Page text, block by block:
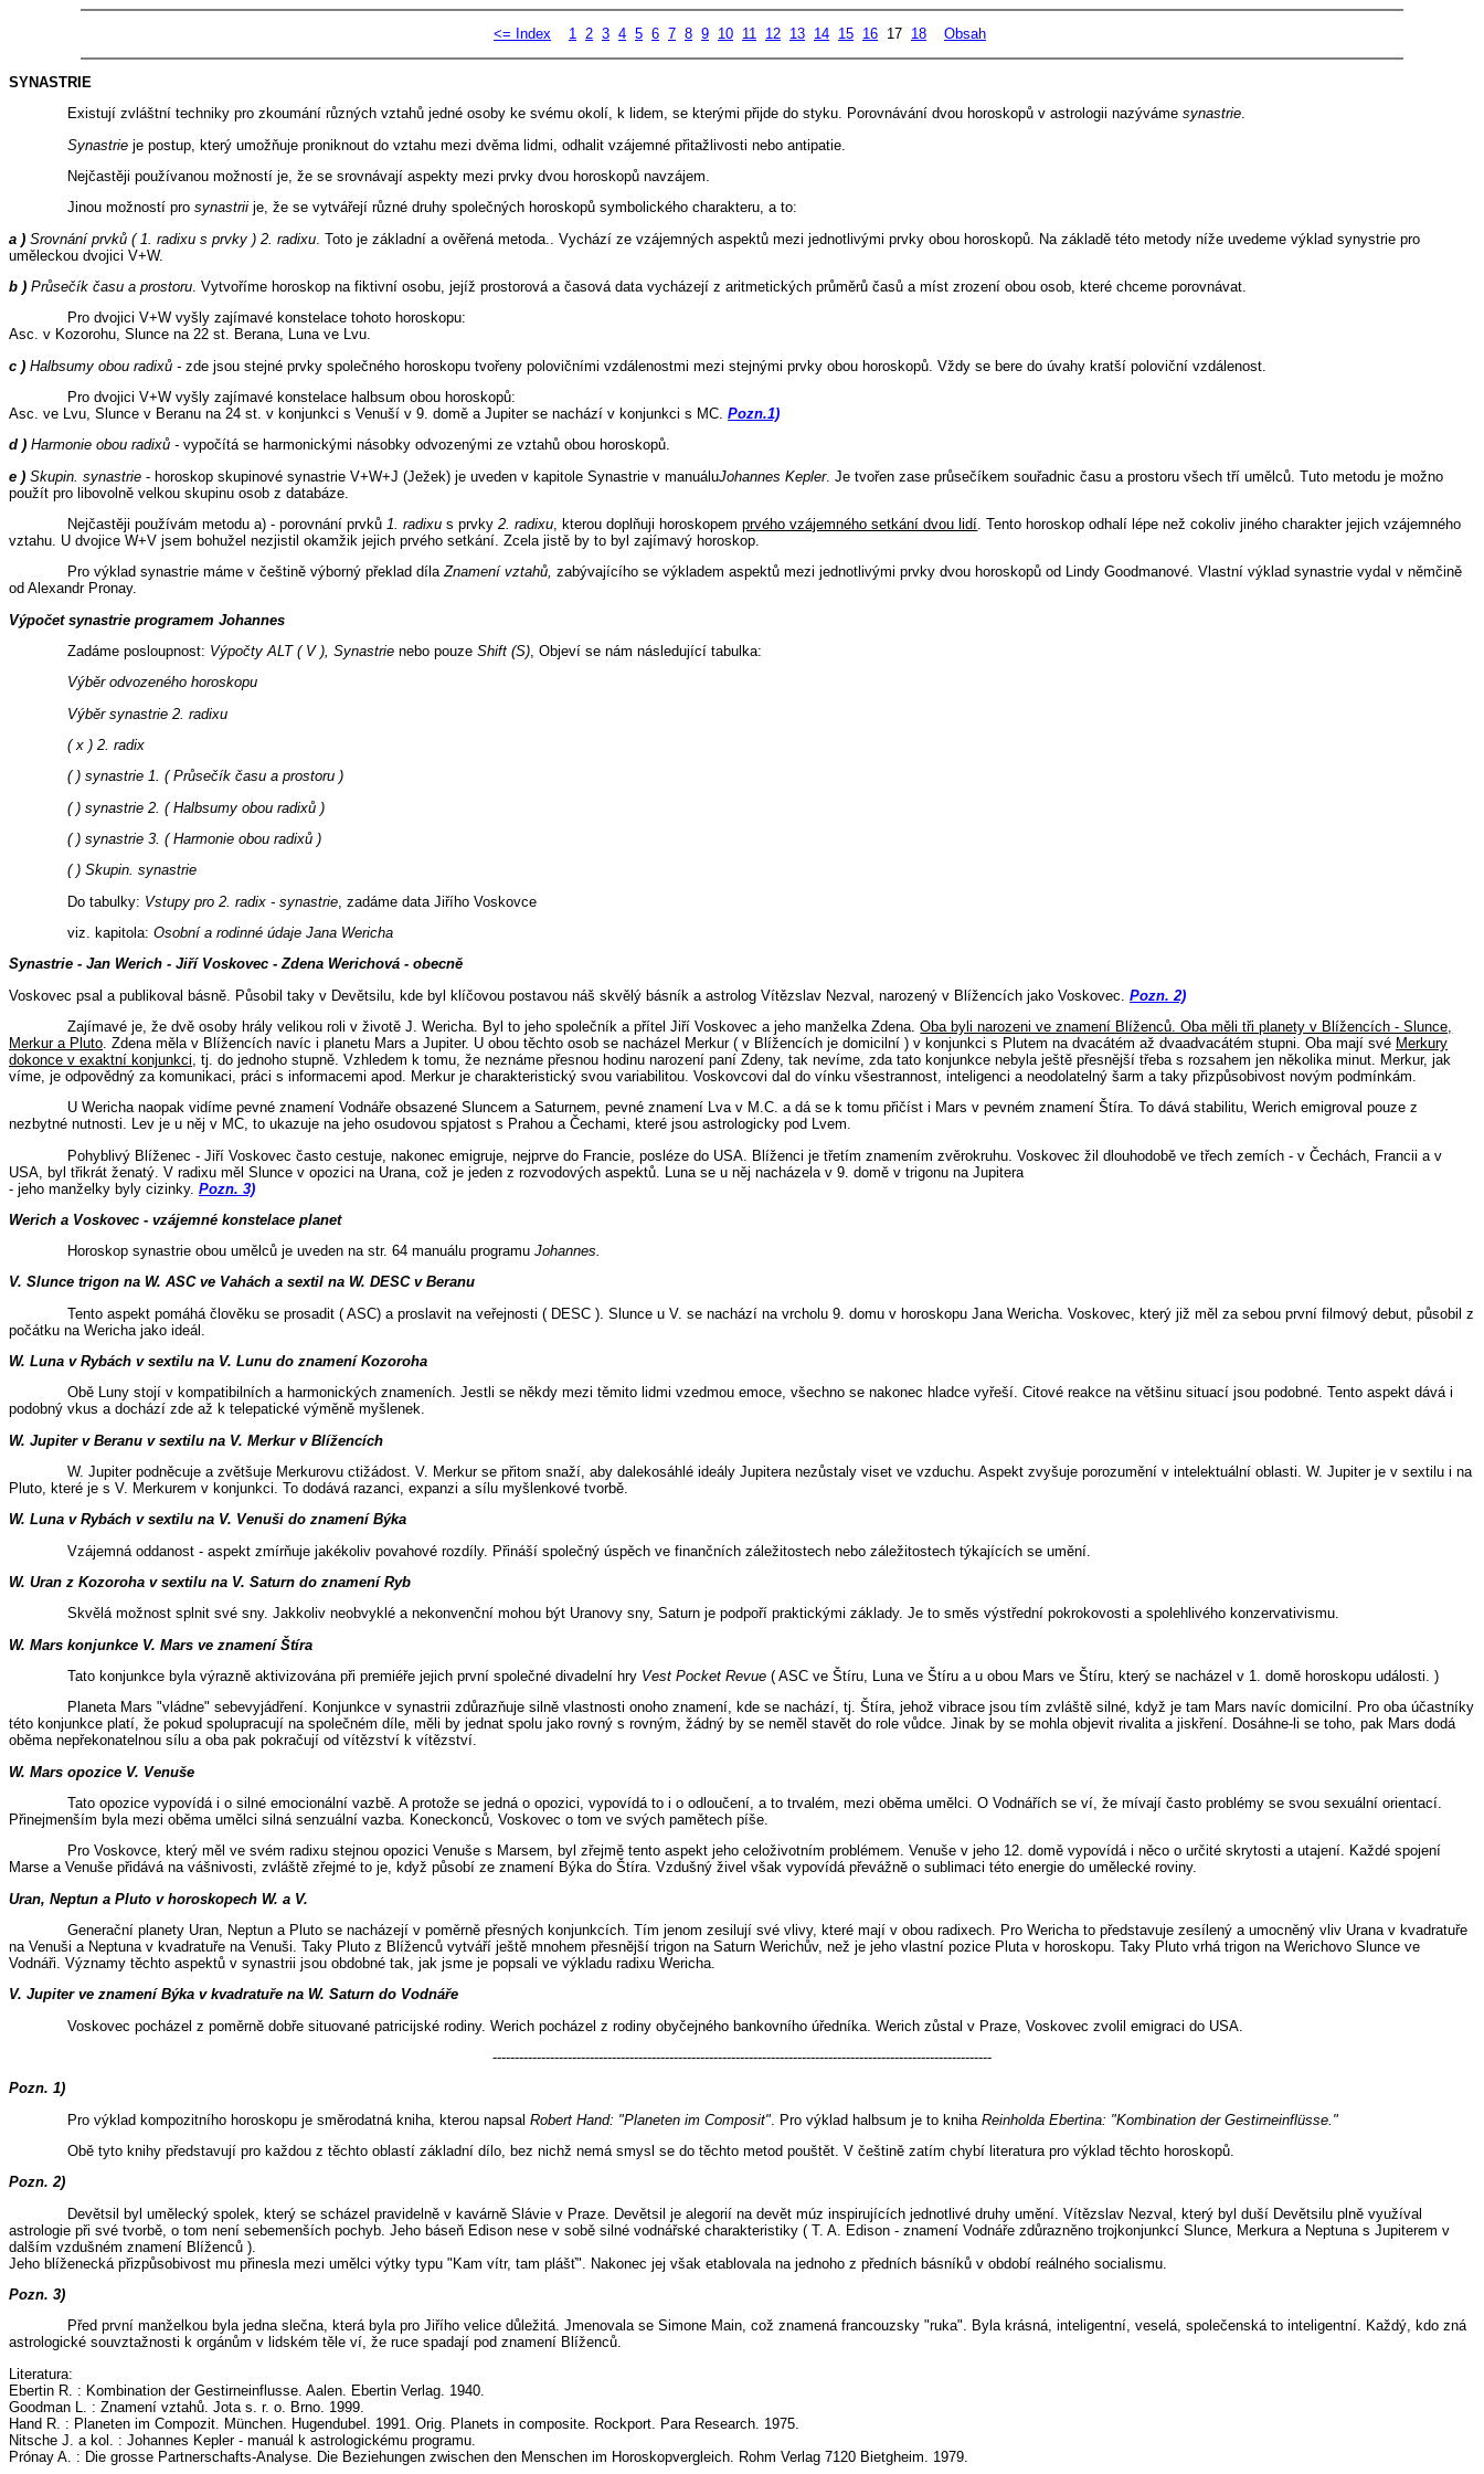
<= Index 1 2 3 4 5 6 7 8 9 10 11 12 13 14 15 16 17 18 Obsah
SYNASTRIE
Existují zvláštní techniky pro zkoumání různých vztahů jedné osoby ke svému okolí, k lidem, se kterými přijde do styku. Porovnávání dvou horoskopů v astrologii nazývámesynastrie.
Synastrie je postup, který umožňuje proniknout do vztahu mezi dvěma lidmi, odhalit vzájemné přitažlivosti nebo antipatie.
Nejčastěji používanou možností je, že se srovnávají aspekty mezi prvky dvou horoskopů navzájem.
Jinou možností prosynastrii je, že se vytvářejí různé druhy společných horoskopů symbolického charakteru, a to:
a ) Srovnání prvků ( 1. radixu s prvky ) 2. radixu . Toto je základní a ověřená metoda.. Vychází ze vzájemných aspektů mezi jednotlivými prvky obou horoskopů. Na základě této metody níže uvedeme výklad synystrie pro
uměleckou dvojici V+W.
b ) Průsečík času a prostoru . Vytvoříme horoskop na fiktivní osobu, jejíž prostorová a časová data vycházejí z aritmetických průměrů časů a míst zrození obou osob, které chceme porovnávat.
Pro dvojici V+W vyšly zajímavé konstelace tohoto horoskopu:
Asc. v Kozorohu, Slunce na 22 st. Berana, Luna ve Lvu.
c ) Halbsumy obou radixů - zde jsou stejné prvky společného horoskopu tvořeny polovičními vzdálenostmi mezi stejnými prvky obou horoskopů. Vždy se bere do úvahy kratší poloviční vzdálenost.
Pro dvojici V+W vyšly zajímavé konstelace halbsum obou horoskopů:
Asc. ve Lvu, Slunce v Beranu na 24 st. v konjunkci s Venuší v 9. domě a Jupiter se nachází v konjunkci s MC. Pozn.1)
d ) Harmonie obou radixů - vypočítá se harmonickými násobky odvozenými ze vztahů obou horoskopů.
e ) Skupin. synastrie - horoskop skupinové synastrie V+W+J (Ježek) je uveden v kapitole Synastrie v manuáluJohannes Kepler. Je tvořen zase průsečíkem souřadnic času a prostoru všech tří umělců. Tuto metodu je možno
použít pro libovolně velkou skupinu osob z databáze.
Nejčastěji používám metodu a) - porovnání prvků 1. radixu s prvky2. radixu , kterou doplňuji horoskopemprvého vzájemného setkání dvou lidí . Tento horoskop odhalí lépe než cokoliv jiného charakter jejich vzájemného
vztahu. U dvojice W+V jsem bohužel nezjistil okamžik jejich prvého setkání. Zcela jistě by to byl zajímavý horoskop.
Pro výklad synastrie máme v češtině výborný překlad dílaZnamení vztahů, zabývajícího se výkladem aspektů mezi jednotlivými prvky dvou horoskopů od Lindy Goodmanové. Vlastní výklad synastrie vydal v němčině
od Alexandr Pronay.
Výpočet synastrie programem Johannes
Zadáme posloupnost: Výpočty ALT ( V ), Synastrie nebo pouzeShift (S) , Objeví se nám následující tabulka:
Výběr odvozeného horoskopu
Výběr synastrie 2. radixu
( x ) 2. radix
( ) synastrie 1. ( Průsečík času a prostoru )
( ) synastrie 2. ( Halbsumy obou radixů )
( ) synastrie 3. ( Harmonie obou radixů )
( ) Skupin. synastrie
Do tabulky: Vstupy pro 2. radix - synastrie , zadáme data Jiřího Voskovce
viz. kapitola:Osobní a rodinné údaje Jana Wericha
Synastrie - Jan Werich - Jiří Voskovec - Zdena Werichová - obecně
Voskovec psal a publikoval básně. Působil taky v Devětsilu, kde byl klíčovou postavou náš skvělý básník a astrolog Vítězslav Nezval, narozený v Blížencích jako Voskovec. Pozn. 2)
Zajímavé je, že dvě osoby hrály velikou roli v životě J. Wericha. Byl to jeho společník a přítel Jiří Voskovec a jeho manželka Zdena.Oba byli narozeni ve znamení Blíženců. Oba měli tři planety v Blížencích - Slunce,
Merkur a Pluto . Zdena měla v Blížencích navíc i planetu Mars a Jupiter. U obou těchto osob se nacházel Merkur ( v Blížencích je domicilní ) v konjunkci s Plutem na dvacátém až dvaadvacátém stupni. Oba mají své Merkury
dokonce v exaktní konjunkci , tj. do jednoho stupně. Vzhledem k tomu, že neznáme přesnou hodinu narození paní Zdeny, tak nevíme, zda tato konjunkce nebyla ještě přesnější třeba s rozsahem jen několika minut. Merkur, jak
víme, je odpovědný za komunikaci, práci s informacemi apod. Merkur je charakteristický svou variabilitou. Voskovcovi dal do vínku všestrannost, inteligenci a neodolatelný šarm a taky přizpůsobivost novým podmínkám.
U Wericha naopak vidíme pevné znamení Vodnáře obsazené Sluncem a Saturnem, pevné znamení Lva v M.C. a dá se k tomu přičíst i Mars v pevném znamení Štíra. To dává stabilitu, Werich emigroval pouze z
nezbytné nutnosti. Lev je u něj v MC, to ukazuje na jeho osudovou spjatost s Prahou a Čechami, které jsou astrologicky pod Lvem.
Pohyblivý Blíženec - Jiří Voskovec často cestuje, nakonec emigruje, nejprve do Francie, posléze do USA. Blíženci je třetím znamením zvěrokruhu. Voskovec žil dlouhodobě ve třech zemích - v Čechách, Francii a v
USA, byl třikrát ženatý. V radixu měl Slunce v opozici na Urana, což je jeden z rozvodových aspektů. Luna se u něj nacházela v 9. domě v trigonu na Jupitera
- jeho manželky byly cizinky. Pozn. 3)
Werich a Voskovec - vzájemné konstelace planet
Horoskop synastrie obou umělců je uveden na str. 64 manuálu programuJohannes.
V. Slunce trigon na W. ASC ve Vahách a sextil na W. DESC v Beranu
Tento aspekt pomáhá člověku se prosadit ( ASC) a proslavit na veřejnosti ( DESC ). Slunce u V. se nachází na vrcholu 9. domu v horoskopu Jana Wericha. Voskovec, který již měl za sebou první filmový debut, působil z
počátku na Wericha jako ideál.
W. Luna v Rybách v sextilu na V. Lunu do znamení Kozoroha
Obě Luny stojí v kompatibilních a harmonických znameních. Jestli se někdy mezi těmito lidmi vzedmou emoce, všechno se nakonec hladce vyřeší. Citové reakce na většinu situací jsou podobné. Tento aspekt dává i
podobný vkus a dochází zde až k telepatické výměně myšlenek.
W. Jupiter v Beranu v sextilu na V. Merkur v Blížencích
W. Jupiter podněcuje a zvětšuje Merkurovu ctižádost. V. Merkur se přitom snaží, aby dalekosáhlé ideály Jupitera nezůstaly viset ve vzduchu. Aspekt zvyšuje porozumění v intelektuální oblasti. W. Jupiter je v sextilu i na
Pluto, které je s V. Merkurem v konjunkci. To dodává razanci, expanzi a sílu myšlenkové tvorbě.
W. Luna v Rybách v sextilu na V. Venuši do znamení Býka
Vzájemná oddanost - aspekt zmírňuje jakékoliv povahové rozdíly. Přináší společný úspěch ve finančních záležitostech nebo záležitostech týkajících se umění.
W. Uran z Kozoroha v sextilu na V. Saturn do znamení Ryb
Skvělá možnost splnit své sny. Jakkoliv neobvyklé a nekonvenční mohou být Uranovy sny, Saturn je podpoří praktickými základy. Je to směs výstřední pokrokovosti a spolehlivého konzervativismu.
W. Mars konjunkce V. Mars ve znamení Štíra
Tato konjunkce byla výrazně aktivizována při premiéře jejich první společné divadelní hry Vest Pocket Revue ( ASC ve Štíru, Luna ve Štíru a u obou Mars ve Štíru, který se nacházel v 1. domě horoskopu události. )
Planeta Mars "vládne" sebevyjádření. Konjunkce v synastrii zdůrazňuje silně vlastnosti onoho znamení, kde se nachází, tj. Štíra, jehož vibrace jsou tím zvláště silné, když je tam Mars navíc domicilní. Pro oba účastníky
této konjunkce platí, že pokud spolupracují na společném díle, měli by jednat spolu jako rovný s rovným, žádný by se neměl stavět do role vůdce. Jinak by se mohla objevit rivalita a jiskření. Dosáhne-li se toho, pak Mars dodá
oběma nepřekonatelnou sílu a oba pak pokračují od vítězství k vítězství.
W. Mars opozice V. Venuše
Tato opozice vypovídá i o silné emocionální vazbě. A protože se jedná o opozici, vypovídá to i o odloučení, a to trvalém, mezi oběma umělci. O Vodnářích se ví, že mívají často problémy se svou sexuální orientací.
Přinejmenším byla mezi oběma umělci silná senzuální vazba. Koneckonců, Voskovec o tom ve svých pamětech píše.
Pro Voskovce, který měl ve svém radixu stejnou opozici Venuše s Marsem, byl zřejmě tento aspekt jeho celoživotním problémem. Venuše v jeho 12. domě vypovídá i něco o určité skrytosti a utajení. Každé spojení
Marse a Venuše přidává na vášnivosti, zvláště zřejmé to je, když působí ze znamení Býka do Štíra. Vzdušný živel však vypovídá převážně o sublimaci této energie do umělecké roviny.
Uran, Neptun a Pluto v horoskopech W. a V.
Generační planety Uran, Neptun a Pluto se nacházejí v poměrně přesných konjunkcích. Tím jenom zesilují své vlivy, které mají v obou radixech. Pro Wericha to představuje zesílený a umocněný vliv Urana v kvadratuře
na Venuši a Neptuna v kvadratuře na Venuši. Taky Pluto z Blíženců vytváří ještě mnohem přesnější trigon na Saturn Werichův, než je jeho vlastní pozice Pluta v horoskopu. Taky Pluto vrhá trigon na Werichovo Slunce ve
Vodnáři. Významy těchto aspektů v synastrii jsou obdobné tak, jak jsme je popsali ve výkladu radixu Wericha.
V. Jupiter ve znamení Býka v kvadratuře na W. Saturn do Vodnáře
Voskovec pocházel z poměrně dobře situované patricijské rodiny. Werich pocházel z rodiny obyčejného bankovního úředníka. Werich zůstal v Praze, Voskovec zvolil emigraci do USA.
-----------------------------------------------------------------------------------------------------------------
Pozn. 1)
Pro výklad kompozitního horoskopu je směrodatná kniha, kterou napsalRobert Hand: "Planeten im Composit" . Pro výklad halbsum je to knihaReinholda Ebertina: "Kombination der Gestirneinflüsse."
Obě tyto knihy představují pro každou z těchto oblastí základní dílo, bez nichž nemá smysl se do těchto metod pouštět. V češtině zatím chybí literatura pro výklad těchto horoskopů.
Pozn. 2)
Devětsil byl umělecký spolek, který se scházel pravidelně v kavárně Slávie v Praze. Devětsil je alegorií na devět múz inspirujících jednotlivé druhy umění. Vítězslav Nezval, který byl duší Devětsilu plně využíval
astrologie při své tvorbě, o tom není sebemenších pochyb. Jeho báseň Edison nese v sobě silné vodnářské charakteristiky ( T. A. Edison - znamení Vodnáře zdůrazněno trojkonjunkcí Slunce, Merkura a Neptuna s Jupiterem v
dalším vzdušném znamení Blíženců ).
Jeho blíženecká přizpůsobivost mu přinesla mezi umělci výtky typu "Kam vítr, tam plášť". Nakonec jej však etablovala na jednoho z předních básníků v období reálného socialismu.
Pozn. 3)
Před první manželkou byla jedna slečna, která byla pro Jiřího velice důležitá. Jmenovala se Simone Main, což znamená francouzsky "ruka". Byla krásná, inteligentní, veselá, společenská to inteligentní. Každý, kdo zná
astrologické souvztažnosti k orgánům v lidském těle ví, že ruce spadají pod znamení Blíženců.
Literatura:
Ebertin R. : Kombination der Gestirneinflusse. Aalen. Ebertin Verlag. 1940.
Goodman L. : Znamení vztahů. Jota s. r. o. Brno. 1999.
Hand R. : Planeten im Compozit. München. Hugendubel. 1991. Orig. Planets in composite. Rockport. Para Research. 1975.
Nitsche J. a kol. : Johannes Kepler - manuál k astrologickému programu.
Prónay A. : Die grosse Partnerschafts-Analyse. Die Beziehungen zwischen den Menschen im Horoskopvergleich. Rohm Verlag 7120 Bietgheim. 1979.